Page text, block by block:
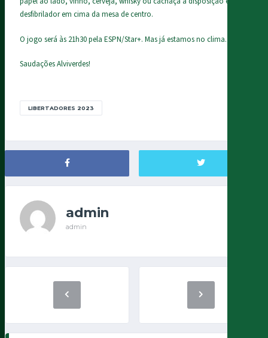
desfibrilador em cima da mesa de centro.
O jogo será às 21h30 pela ESPN/Star+. Mas já estamos no clima.
Saudações Alviverdes!
LIBERTADORES 2023
admin
admin